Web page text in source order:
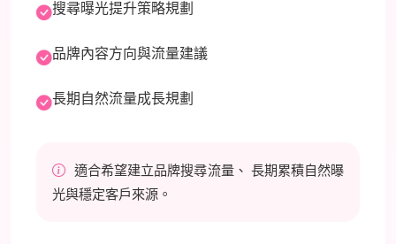
搜尋曝光提升策略規劃
品牌內容方向與流量建議
長期自然流量成長規劃
適合希望建立品牌搜尋流量、 長期累積自然曝
光與穩定客戶來源。